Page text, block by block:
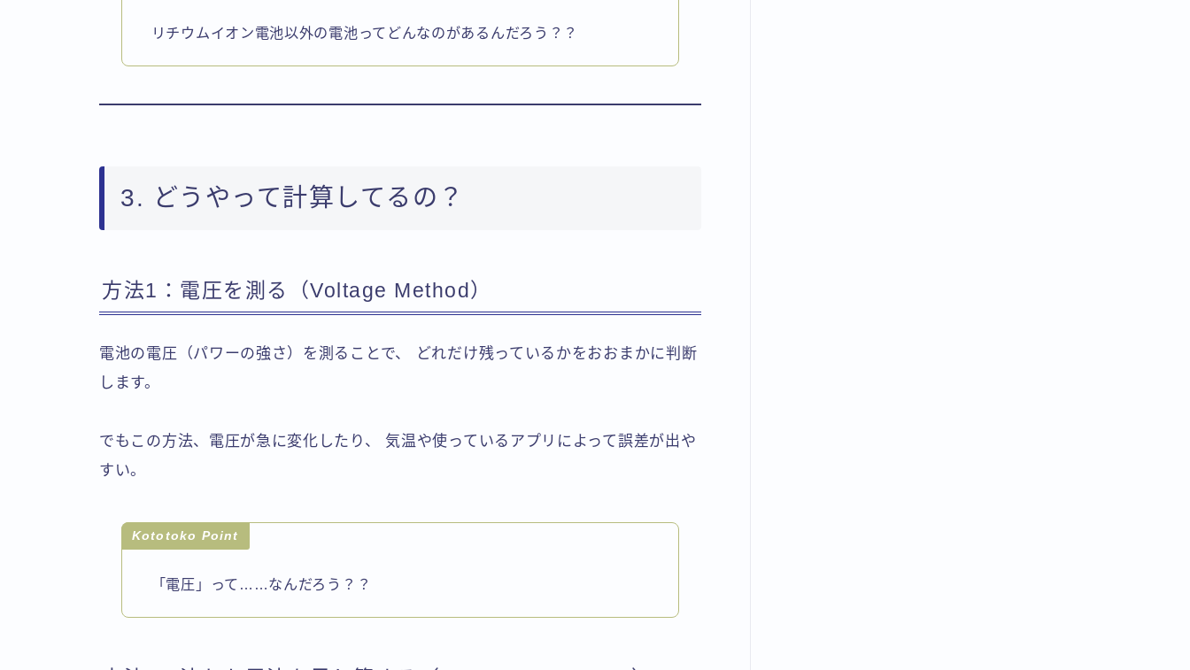
リチウムイオン電池以外の電池ってどんなのがあるんだろう？？
3. どうやって計算してるの？
方法1：電圧を測る（Voltage Method）
電池の電圧（パワーの強さ）を測ることで、 どれだけ残っているかをおおまかに判断
します。
でもこの方法、電圧が急に変化したり、 気温や使っているアプリによって誤差が出や
すい。
Kototoko Point
「電圧」って……なんだろう？？